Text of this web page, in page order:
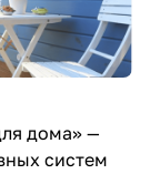
дома» —
систем